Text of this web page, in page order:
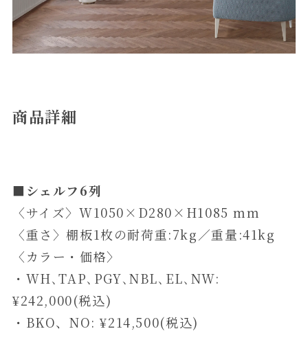
商品詳細
■シェルフ6列
〈サイズ〉W1050×D280×H1085 mm
〈重さ〉棚板1枚の耐荷重:7kg／重量:41kg
〈カラー・価格〉
・WH､TAP､PGY､NBL､EL､NW:
¥242,000(税込)
・BKO、NO: ¥214,500(税込)